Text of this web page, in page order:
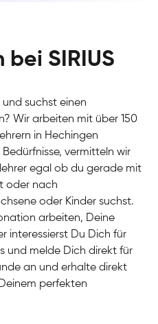
SIRIUS
suchst einen
Wir arbeiten mit über 150
in Hechingen
vermitteln wir
egal ob du gerade mit
oder nach
oder Kinder suchst.
arbeiten, Deine
interessierst Du Dich für
und melde Dich direkt für
an und erhalte direkt
perfekten